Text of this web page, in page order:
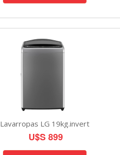
Lavarropas LG 19kg.invert
U$S 899